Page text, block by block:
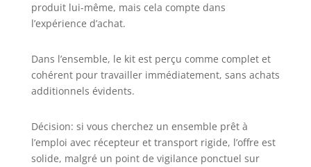
produit lui-même, mais cela compte dans
l’expérience d’achat.
Dans l’ensemble, le kit est perçu comme complet et
cohérent pour travailler immédiatement, sans achats
additionnels évidents.
Décision: si vous cherchez un ensemble prêt à
l’emploi avec récepteur et transport rigide, l’offre est
solide, malgré un point de vigilance ponctuel sur